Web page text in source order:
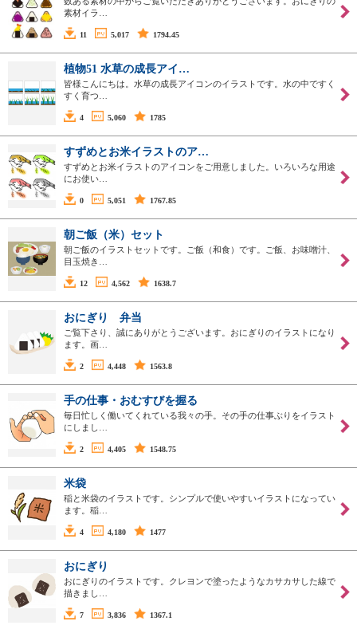
素材イラ…
11 5,017 1794.45
植物51 水草の成長アイ…
皆様こんにちは。水草の成長アイコンのイラストです。水の中ですく
すく育つ…
4 5,060 1785
すずめとお米イラストのア…
すずめとお米イラストのアイコンをご用意しました。いろいろな用途
にお使い…
0 5,051 1767.85
朝ご飯（米）セット
朝ご飯のイラストセットです。ご飯（和食）です。ご飯、お味噌汁、
目玉焼き…
12 4,562 1638.7
おにぎり 弁当
ご覧下さり、誠にありがとうございます。おにぎりのイラストになり
ます。画…
2 4,448 1563.8
手の仕事・おむすびを握る
毎日忙しく働いてくれている我々の手。その手の仕事ぶりをイラスト
にしまし…
2 4,405 1548.75
米袋
稲と米袋のイラストです。シンプルで使いやすいイラストになってい
ます。稲…
4 4,180 1477
おにぎり
おにぎりのイラストです。クレヨンで塗ったようなカサカサした線で
描きまし…
7 3,836 1367.1